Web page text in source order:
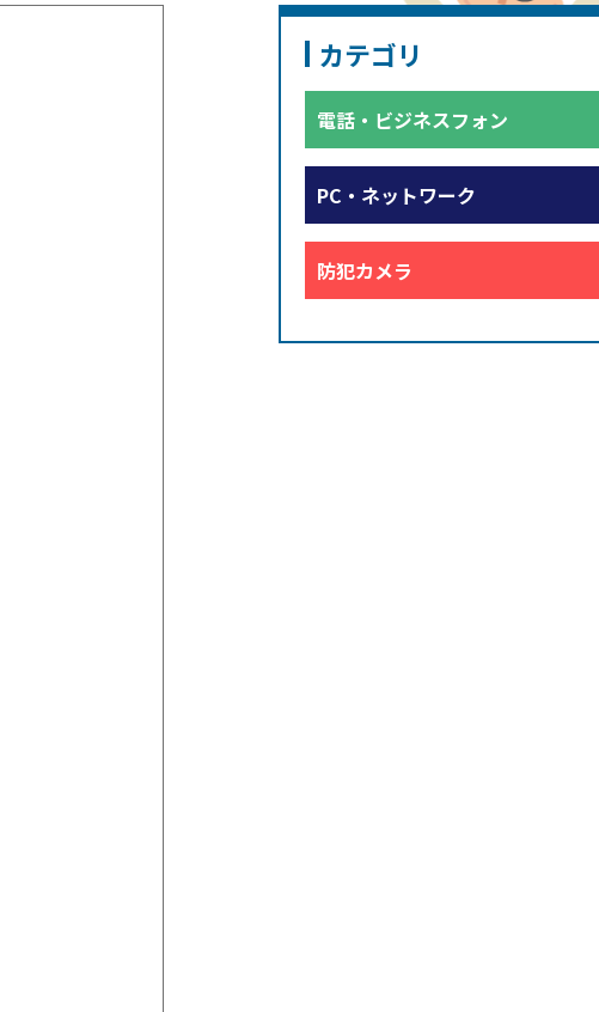
カテゴリ
電話・ビジネスフォン
PC・ネットワーク
防犯カメラ